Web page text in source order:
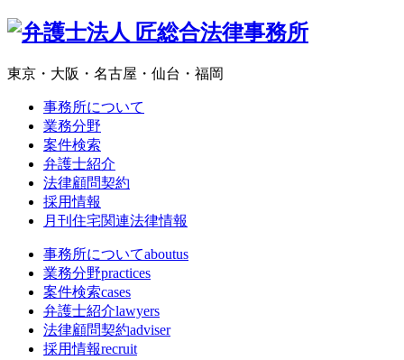
東京・大阪・名古屋・仙台・福岡
事務所について
業務分野
案件検索
弁護士紹介
法律顧問契約
採用情報
月刊住宅関連法律情報
事務所についてaboutus
業務分野practices
案件検索cases
弁護士紹介lawyers
法律顧問契約adviser
採用情報recruit